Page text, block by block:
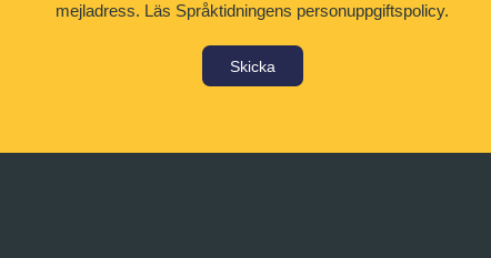
mejladress. Läs Språktidningens personuppgiftspolicy.
Skicka